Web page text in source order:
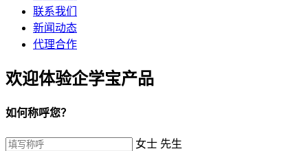
联系我们
新闻动态
代理合作
欢迎体验企学宝产品
如何称呼您？
女士 先生